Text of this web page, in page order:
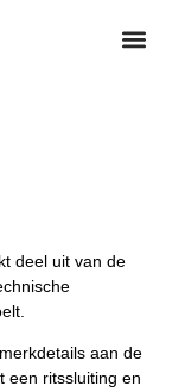
deel uit van de
aan de
een ritssluiting en